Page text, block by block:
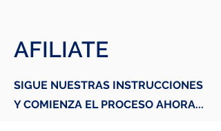
AFILIATE
SIGUE NUESTRAS INSTRUCCIONES
Y COMIENZA EL PROCESO AHORA...